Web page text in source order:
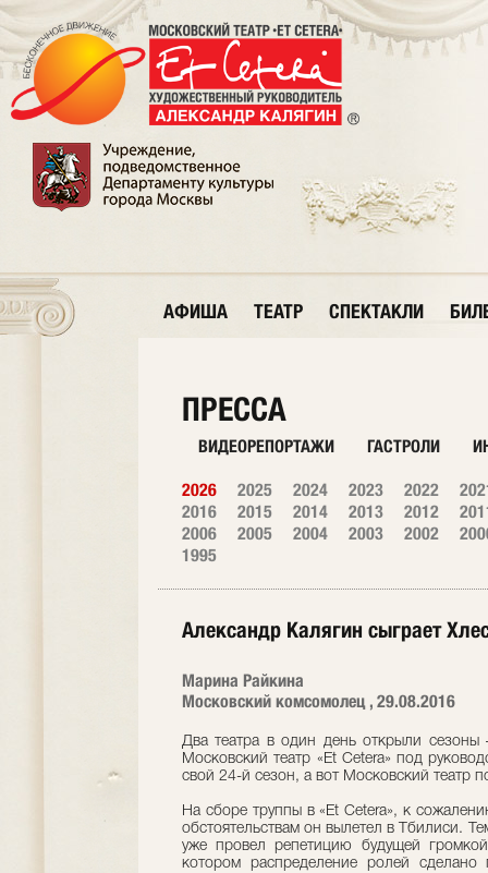
АФИША ТЕАТР СПЕКТАКЛИ
ПРЕССА
ВИДЕОРЕПОРТАЖИ ГАСТРОЛИ
2026 2025 2024 2023 2022
2016
2015 2014 2013 2012
2006
2005 2004 2003 2002
1995
Александр Калягин сыграет
Марина Райкина
Московский комсомолец , 29.08.2016
Два театра в один день открыли
Московский театр «Et Cetera» под
свой 24-й сезон, а вот Московский театр
На сборе труппы в «Et Cetera», к
обстоятельствам он вылетел в Тбилиси.
уже провел репетицию будущей
котором распределение ролей сделано